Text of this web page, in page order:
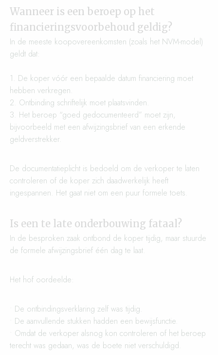
Wanneer is een beroep op het
financieringsvoorbehoud geldig?
In de meeste koopovereenkomsten (zoals het NVM-model)
geldt dat:
1. De koper vóór een bepaalde datum financiering moet
hebben verkregen.
2. Ontbinding schriftelijk moet plaatsvinden.
3. Het beroep “goed gedocumenteerd” moet zijn,
bijvoorbeeld met een afwijzingsbrief van een erkende
geldverstrekker.
De documentatieplicht is bedoeld om de verkoper te laten
controleren of de koper zich daadwerkelijk heeft
ingespannen. Het gaat niet om een puur formele toets.
Is een te late onderbouwing fataal?
In de besproken zaak ontbond de koper tijdig, maar stuurde
de formele afwijzingsbrief één dag te laat.
Het hof oordeelde:
• De ontbindingsverklaring zelf was tijdig.
• De aanvullende stukken hadden een bewijsfunctie.
• Omdat de verkoper alsnog kon controleren of het beroep
terecht was gedaan, was de boete niet verschuldigd.